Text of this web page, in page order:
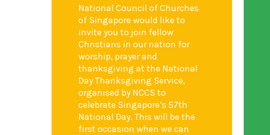
National Council of Churches
of Singapore would like to
invite you to join fellow
Christians in our nation for
worship, prayer and
thanksgiving at the National
Day Thanksgiving Service,
organised by NCCS to
celebrate Singapore’s 57th
National Day. This will be the
first occasion when we can